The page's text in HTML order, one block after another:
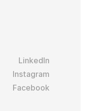
LinkedIn
Instagram
Facebook